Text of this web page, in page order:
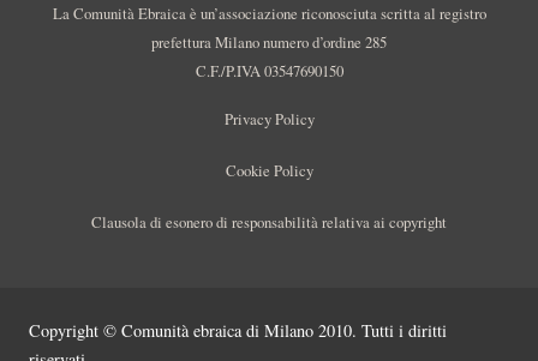
La Comunità Ebraica è un’associazione riconosciuta scritta al registro
prefettura Milano numero d’ordine 285
C.F./P.IVA 03547690150
Privacy Policy
Cookie Policy
Clausola di esonero di responsabilità relativa ai copyright
Copyright © Comunità ebraica di Milano 2010. Tutti i diritti